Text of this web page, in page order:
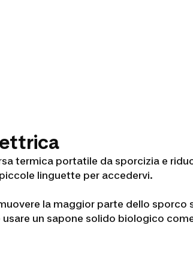
termica portatile da sporcizia e
linguette per accedervi.
la maggior parte dello
un sapone solido biologico